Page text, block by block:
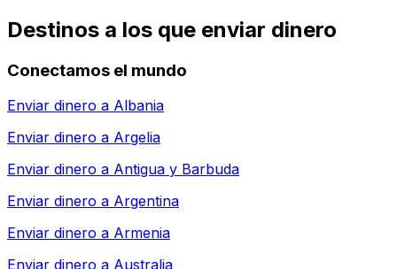
Destinos a los que enviar dinero
Conectamos el mundo
Enviar dinero a Albania
Enviar dinero a Argelia
Enviar dinero a Antigua y Barbuda
Enviar dinero a Argentina
Enviar dinero a Armenia
Enviar dinero a Australia